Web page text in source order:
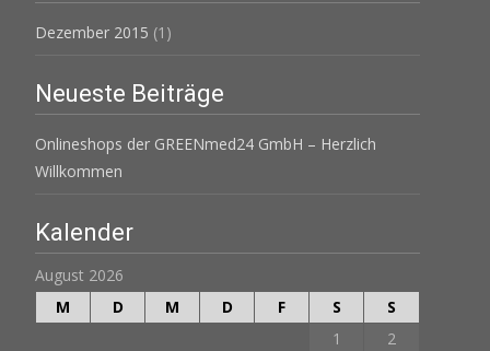
Dezember 2015 (1)
Neueste Beiträge
Onlineshops der GREENmed24 GmbH – Herzlich
Willkommen
Kalender
August 2026
M
D M D F S
S
1
2